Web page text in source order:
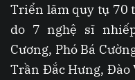
Triển lãm quy tụ 70
do 7 nghệ sĩ
Cương, Phó Bá
Trần Đắc Hưng, Đào